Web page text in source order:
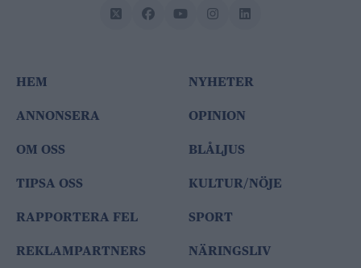
HEM
ANNONSERA
OM OSS
TIPSA OSS
RAPPORTERA FEL
REKLAMPARTNERS
NYHETER
OPINION
BLÅLJUS
KULTUR/NÖJE
SPORT
NÄRINGSLIV